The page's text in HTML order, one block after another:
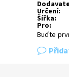
Určení:
Šířka:
Pro:
Buďte